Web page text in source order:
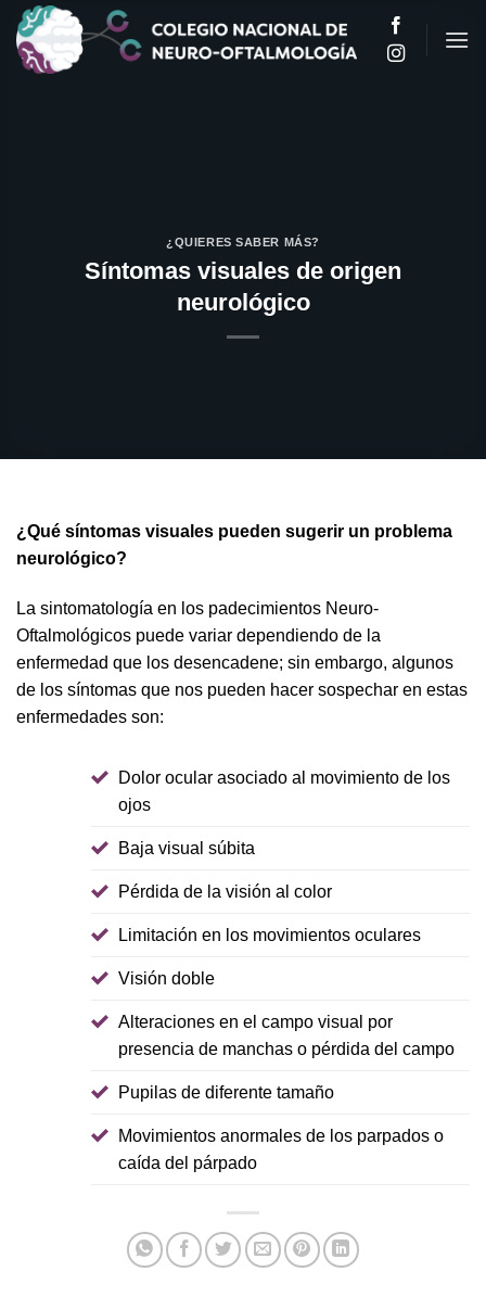
Saltar
contenido
¿QUIERES SABER MÁS?
Síntomas visuales de origen
neurológico
¿Qué síntomas visuales pueden sugerir un problema
neurológico?
La sintomatología en los padecimientos Neuro-
Oftalmológicos puede variar dependiendo de la
enfermedad que los desencadene; sin embargo, algunos
de los síntomas que nos pueden hacer sospechar en estas
enfermedades son:
Dolor ocular asociado al movimiento de los
ojos
Baja visual súbita
Pérdida de la visión al color
Limitación en los movimientos oculares
Visión doble
Alteraciones en el campo visual por
presencia de manchas o pérdida del campo
Pupilas de diferente tamaño
Movimientos anormales de los parpados o
caída del párpado